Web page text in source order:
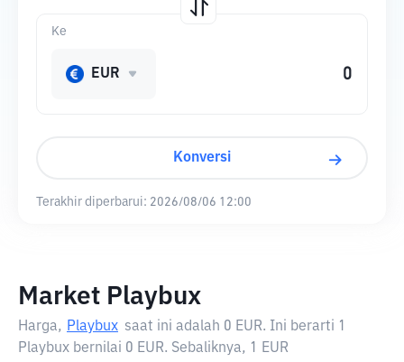
Ke
EUR
Konversi
Terakhir diperbarui: 2026/08/06 12:00
Market Playbux
Harga, Playbux saat ini adalah 0 EUR. Ini berarti 1
Playbux bernilai 0 EUR. Sebaliknya, 1 EUR